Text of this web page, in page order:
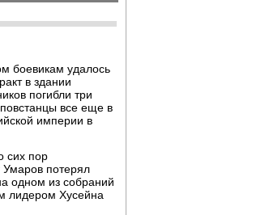
боевикам удалось
в здании
погибли три
все еще в
империи в
сих пор
Умаров потерял
одном из собраний
лидером Хусейна